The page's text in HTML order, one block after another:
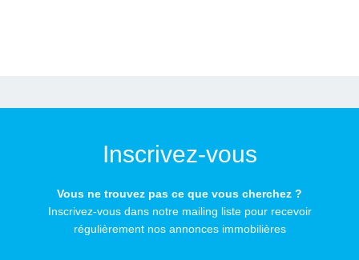
Inscrivez-vous
Vous ne trouvez pas ce que vous cherchez ?
Inscrivez-vous dans notre mailing liste pour recevoir
régulièrement nos annonces immobilières